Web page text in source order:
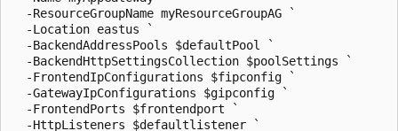
  -ResourceGroupName myResourceGroupAG `
  -Location eastus `
  -BackendAddressPools $defaultPool `
  -BackendHttpSettingsCollection $poolSettings `
  -FrontendIpConfigurations $fipconfig `
  -GatewayIpConfigurations $gipconfig `
  -FrontendPorts $frontendport `
  -HttpListeners $defaultlistener `